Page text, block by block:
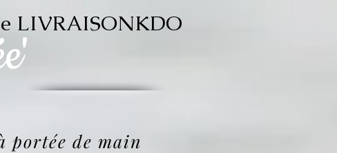
LIVRAISONKDO
portée de main